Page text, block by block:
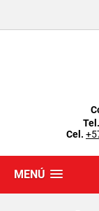
Tel.
Cel.
MENÚ